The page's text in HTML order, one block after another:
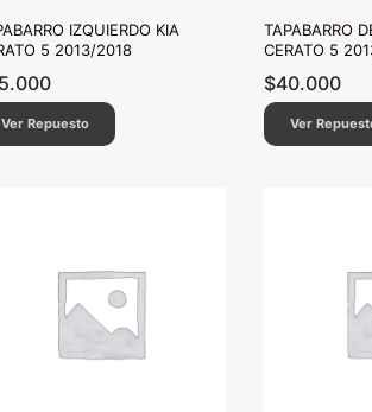
IZQUIERDO KIA
5 2013/2018
Ver Repuesto
TAPABARRO
CERATO 5
$40.000
Ver